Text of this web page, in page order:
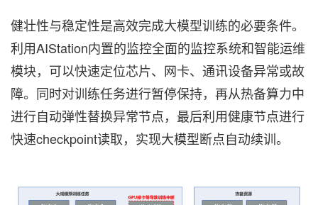
健壮性与稳定性是高效完成大模型训练的必要条件。
利用AIStation内置的监控全面的监控系统和智能运维
模块，可以快速定位芯片、网卡、通讯设备异常或故
障。同时对训练任务进行暂停保持，再从热备算力中
进行自动弹性替换异常节点，最后利用健康节点进行
快速checkpoint读取，实现大模型断点自动续训。